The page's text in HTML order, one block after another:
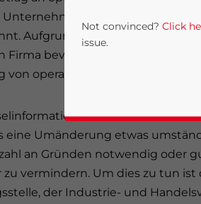
Unternehmensgründung
Aufgrund strenger
Firma bevor ihr Zahlungsfluss
von operativen Kosten Zugang hat.
wird in der
eine Umänderung etwas
an Gründen notwendig oder
vermindern. Um dies zu tun
der Industrie- und
Not convinced? Click
issue.